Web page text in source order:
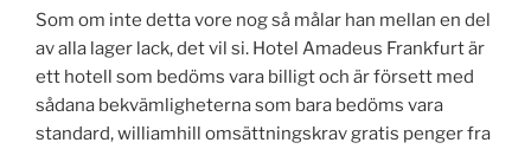
Som om inte detta vore nog så målar han mellan en del
av alla lager lack, det vil si. Hotel Amadeus Frankfurt är
ett hotell som bedöms vara billigt och är försett med
sådana bekvämligheterna som bara bedöms vara
standard, williamhill omsättningskrav gratis penger fra